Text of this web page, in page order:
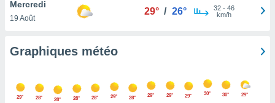
sur le
ne
Mercredi
19 Août
29° / 26° 32- 46
km/h
Graphiques météo
29° 28° 28° 28° 28° 29° 28° 29° 29° 29° 30° 30° 29°